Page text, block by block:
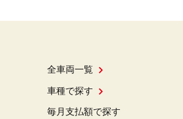
全車両一覧
車種で探す
毎月支払額で探す